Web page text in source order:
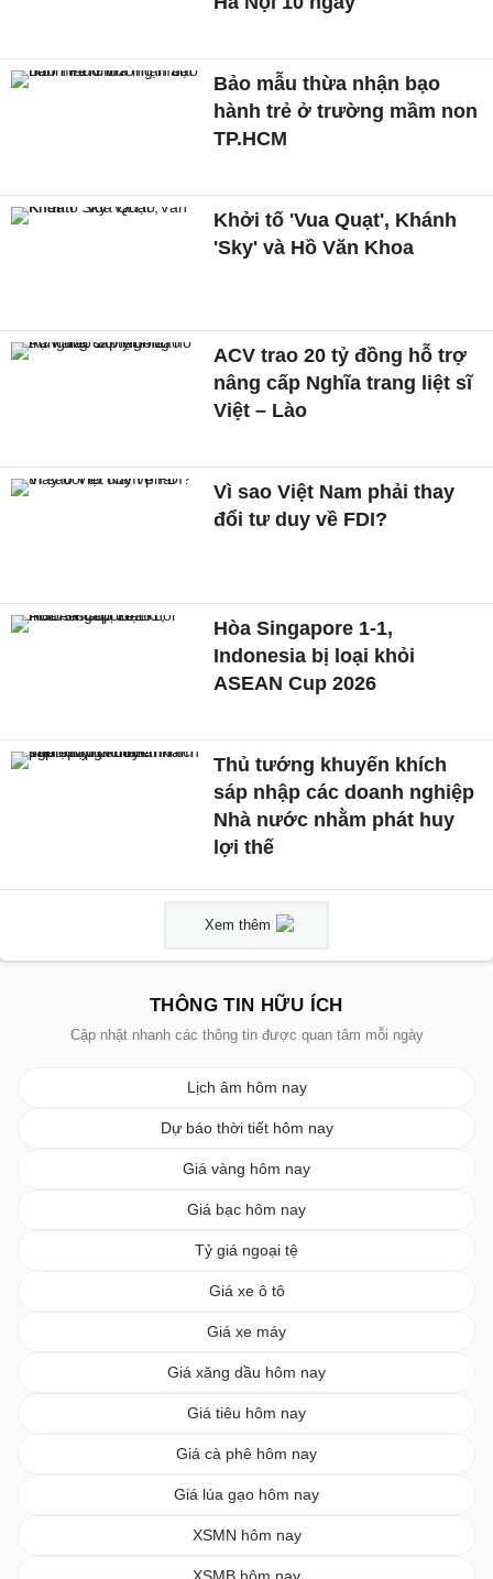
Bảo mẫu thừa nhận bạo
hành trẻ ở trường mầm non
TP.HCM
Khởi tố 'Vua Quạt', Khánh
'Sky' và Hồ Văn Khoa
ACV trao 20 tỷ đồng hỗ trợ
nâng cấp Nghĩa trang liệt sĩ
Việt – Lào
Vì sao Việt Nam phải thay
đổi tư duy về FDI?
Hòa Singapore 1-1,
Indonesia bị loại khỏi
ASEAN Cup 2026
Thủ tướng khuyến khích
sáp nhập các doanh nghiệp
Nhà nước nhằm phát huy
lợi thế
Xem thêm
THÔNG TIN HỮU ÍCH
Cập nhật nhanh các thông tin được quan tâm mỗi ngày
Lịch âm hôm nay
Dự báo thời tiết hôm nay
Giá vàng hôm nay
Giá bạc hôm nay
Tỷ giá ngoại tệ
Giá xe ô tô
Giá xe máy
Giá xăng dầu hôm nay
Giá tiêu hôm nay
Giá cà phê hôm nay
Giá lúa gạo hôm nay
XSMN hôm nay
XSMB hôm nay